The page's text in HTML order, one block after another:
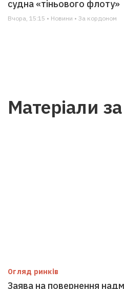
судна «тіньового флоту»
Вчора, 15:15 • Новини • За кордоном
Матеріали
Огляд ринків
Заява на повернення